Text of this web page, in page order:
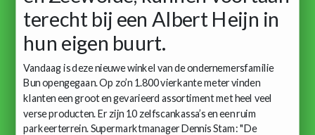
terecht bij een Albert Heijn in
hun eigen buurt.
Vandaag is deze nieuwe winkel van de ondernemersfamilie
Bun opengegaan. Op zo’n 1.800 vierkante meter vinden
klanten een groot en gevarieerd assortiment met heel veel
verse producten. Er zijn 10 zelfscankassa’s en een ruim
parkeerterrein. Supermarktmanager Dennis Stam: "De